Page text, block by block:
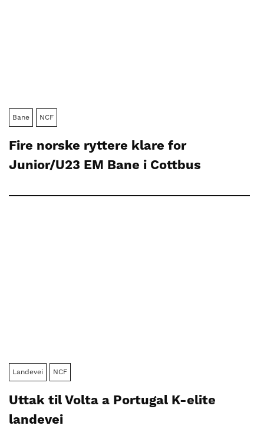
Bane NCF
Fire norske ryttere klare for
Junior/U23 EM Bane i Cottbus
Landevei NCF
Uttak til Volta a Portugal K-elite
landevei